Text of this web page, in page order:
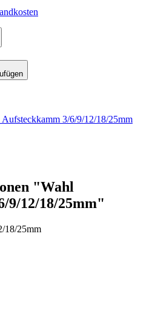
Aufsteckkamm 3/6/9/12/18/25mm
"Wahl
9/12/18/25mm"
18/25mm